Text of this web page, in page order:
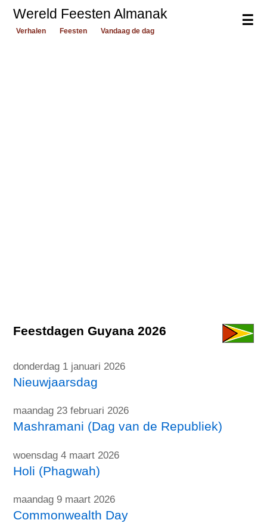
☰
Wereld Feesten Almanak
Verhalen Feesten Vandaag de dag
Feestdagen Guyana 2026
donderdag 1 januari 2026
Nieuwjaarsdag
maandag 23 februari 2026
Mashramani (Dag van de Republiek)
woensdag 4 maart 2026
Holi (Phagwah)
maandag 9 maart 2026
Commonwealth Day